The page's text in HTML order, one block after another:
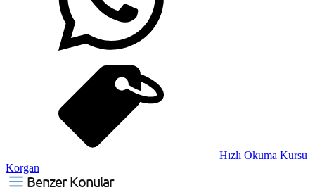
Hızlı Okuma Kursu
Korgan
Benzer Konular